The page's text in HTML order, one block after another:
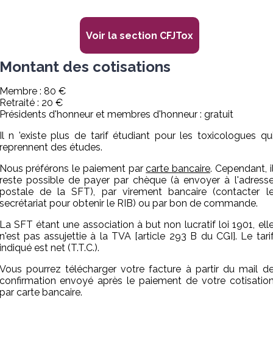
Voir la section CFJTox
des cotisations
: 80 €
: 20 €
d'honneur et membres d'honneur : gratuit
n 'existe plus de tarif étudiant pour les toxicologues
des études.
préférons le paiement parcarte bancaire. Cependant,
possible de payer par chèque (à envoyer à
de la SFT), par virement bancaire (contacter
pour obtenir le RIB) ou par bon de commande.
SFT étant une association à but non lucratif loi 1901,
pas assujettie à la TVA [article 293 B du CGI]. Le
est net (T.T.C.).
pourrez télécharger votre facture à partir du mail
envoyé après le paiement de votre
carte bancaire.